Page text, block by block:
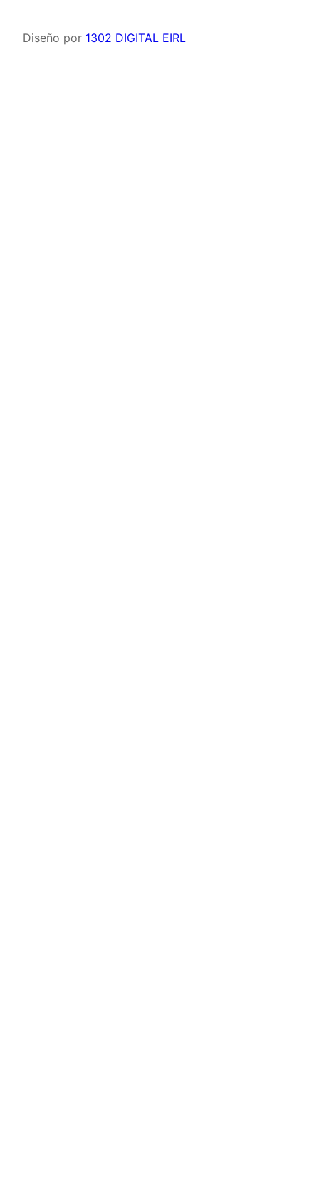
Diseño por 1302 DIGITAL EIRL